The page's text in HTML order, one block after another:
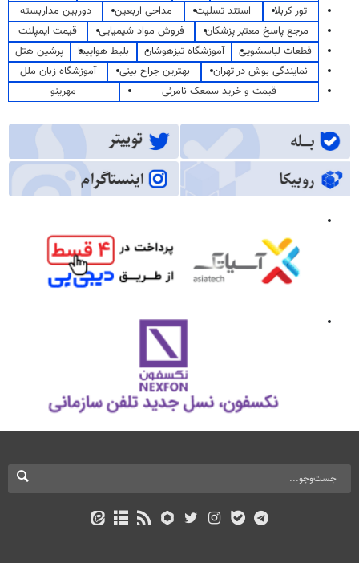
تور کربلا
استند تسلیت مداحی اربعین
دوربین مداربسته
مرجع پاسخ معتبر پزشکان
فروش مواد شیمیایی
قیمت ایمپلنت
قطعات لباسشویی
آموزشگاه تیزهوشان بلیط هواپیما
پرشین هتل
نمایندگی بوش در تهران
بهترین جراح بینی
آموزشگاه زبان ملل
قیمت و خرید سمعک نامرئی
مهرینو